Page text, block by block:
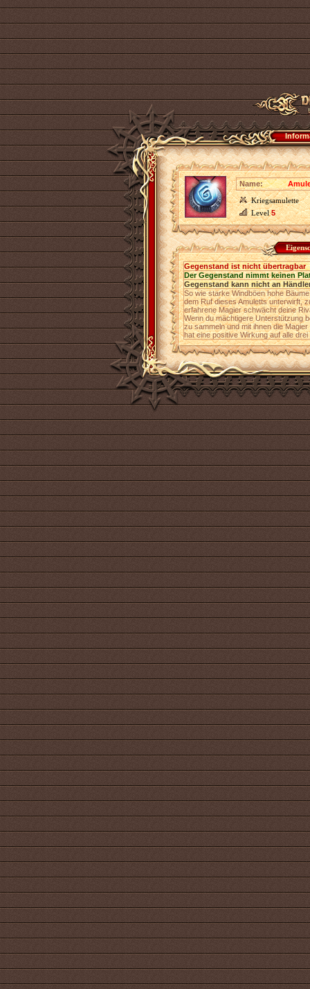
Name:
Kriegsamulette
Level5
Gegenstand ist nicht übertragbar
Der Gegenstand nimmt keinen
Gegenstand kann nicht an
So wie starke Windböen hohe
dem Ruf dieses Amuletts unterwirft,
erfahrene Magier schwächt deine
Wenn du mächtigere Unterstützung
zu sammeln und mit ihnen die
hat eine positive Wirkung auf alle